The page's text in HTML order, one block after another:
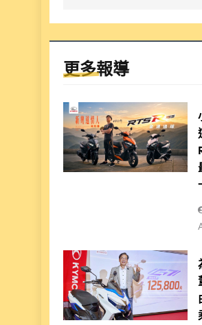
更多報導